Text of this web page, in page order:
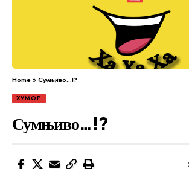
Home»Сумњиво…!?
ХУМОР
Сумњиво…!?